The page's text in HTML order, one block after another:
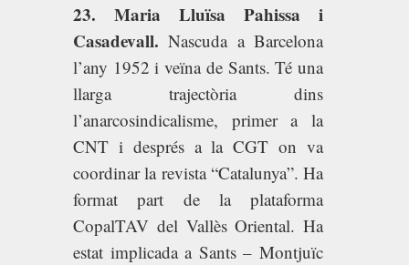
23. Maria Lluïsa Pahissa i
Casadevall. Nascuda a Barcelona
l’any 1952 i veïna de Sants. Té una
llarga trajectòria dins
l’anarcosindicalisme, primer a la
CNT i després a la CGT on va
coordinar la revista “Catalunya”. Ha
format part de la plataforma
CopalTAV del Vallès Oriental. Ha
estat implicada a Sants – Montjuïc